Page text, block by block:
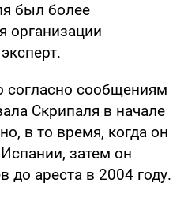
был более
организации
согласно сообщениям
Скрипаля в начале
в то время, когда он
затем он
до ареста в 2004 году.